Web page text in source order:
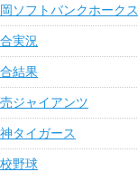
ソフトバンクホークス
実況
結果
ジャイアンツ
タイガース
野球